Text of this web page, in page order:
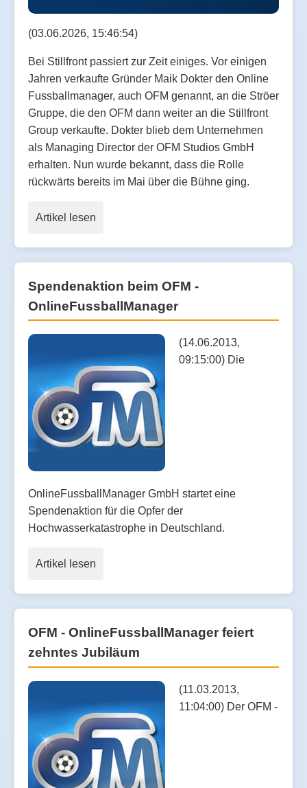
(03.06.2026, 15:46:54)
Bei Stillfront passiert zur Zeit einiges. Vor einigen
Jahren verkaufte Gründer Maik Dokter den Online
Fussballmanager, auch OFM genannt, an die Ströer
Gruppe, die den OFM dann weiter an die Stillfront
Group verkaufte. Dokter blieb dem Unternehmen
als Managing Director der OFM Studios GmbH
erhalten. Nun wurde bekannt, dass die Rolle
rückwärts bereits im Mai über die Bühne ging.
Artikel lesen
Spendenaktion beim OFM -
OnlineFussballManager
(14.06.2013,
09:15:00) Die
OnlineFussballManager GmbH startet eine
Spendenaktion für die Opfer der
Hochwasserkatastrophe in Deutschland.
Artikel lesen
OFM - OnlineFussballManager feiert
zehntes Jubiläum
(11.03.2013,
11:04:00) Der OFM -